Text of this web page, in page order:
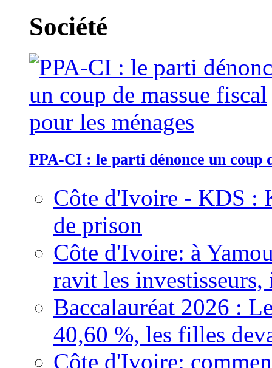
Société
PPA-CI : le parti dénonce un coup
Côte d'Ivoire - KDS :
de prison
Côte d'Ivoire: à
ravit les
Baccalauréat 2026 :
40,60 %, les filles
Côte d'Ivoire: